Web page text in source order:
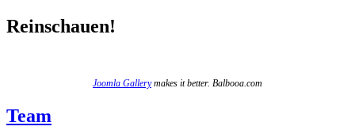
Reinschauen!
Joomla Gallerymakes it better. Balbooa.com
Team